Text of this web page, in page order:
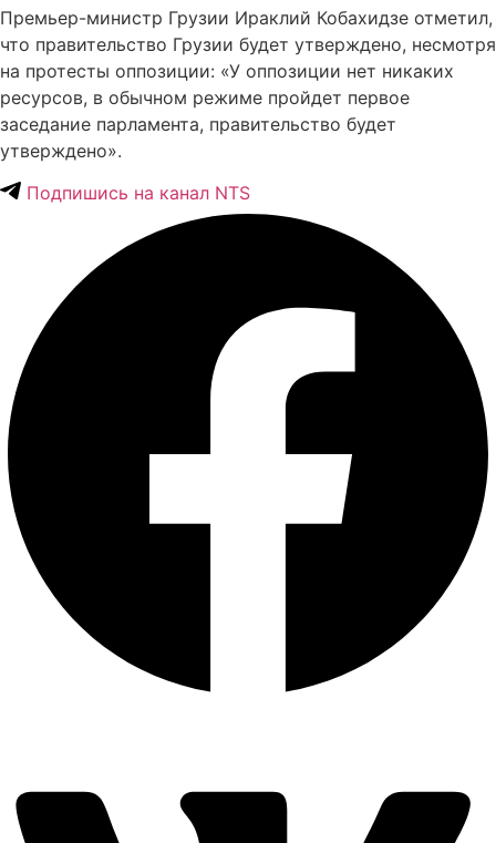
Премьер-министр Грузии Ираклий Кобахидзе отметил,
что правительство Грузии будет утверждено, несмотря
на протесты оппозиции: «У оппозиции нет никаких
ресурсов, в обычном режиме пройдет первое
заседание парламента, правительство будет
утверждено».
Подпишись на канал NTS